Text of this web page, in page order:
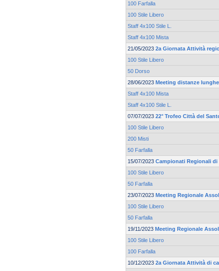
100 Farfalla
100 Stile Libero
Staff 4x100 Stile L.
Staff 4x100 Mista
21/05/2023 2a Giornata Attività
100 Stile Libero
50 Dorso
28/06/2023 Meeting distanze
Staff 4x100 Mista
Staff 4x100 Stile L.
07/07/2023 22° Trofeo Città del
100 Stile Libero
200 Misti
50 Farfalla
15/07/2023 Campionati Regionali
100 Stile Libero
50 Farfalla
23/07/2023 Meeting Regionale
100 Stile Libero
50 Farfalla
19/11/2023 Meeting Regionale
100 Stile Libero
100 Farfalla
10/12/2023 2a Giornata Attività di